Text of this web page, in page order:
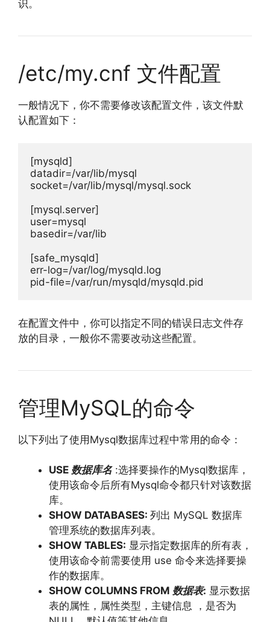
识。
/etc/my.cnf 文件配置
一般情况下，你不需要修改该配置文件，该文件默
认配置如下：
[mysqld]
datadir=/var/lib/mysql
socket=/var/lib/mysql/mysql.sock
[mysql.server]
user=mysql
basedir=/var/lib
[safe_mysqld]
err-log=/var/log/mysqld.log
pid-file=/var/run/mysqld/mysqld.pid
在配置文件中，你可以指定不同的错误日志文件存
放的目录，一般你不需要改动这些配置。
管理MySQL的命令
以下列出了使用Mysql数据库过程中常用的命令：
USE 数据库名:选择要操作的Mysql数据库，
使用该命令后所有Mysql命令都只针对该数据
库。
SHOW DATABASES: 列出 MySQL 数据库
管理系统的数据库列表。
SHOW TABLES: 显示指定数据库的所有表，
使用该命令前需要使用 use 命令来选择要操
作的数据库。
SHOW COLUMNS FROM 数据表: 显示数据
表的属性，属性类型，主键信息 ，是否为